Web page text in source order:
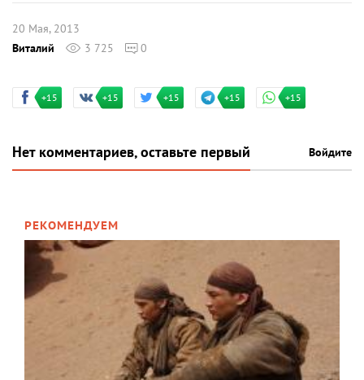
20 Мая, 2013
Виталий
3 725 0
+15 +15 +15 +15 +15
Нет комментариев, оставьте первый Войдите
РЕКОМЕНДУЕМ